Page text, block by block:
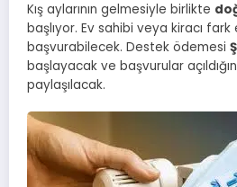
Kış aylarının gelmesiyle birlikte
başlıyor. Ev sahibi veya kiracı
başvurabilecek. Destek ödemesi
başlayacak ve başvurular
paylaşılacak.